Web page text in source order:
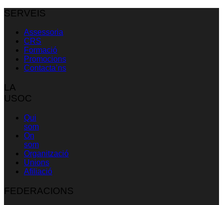
SERVEIS
Assessoria
CRS
Formació
Promocions
Contacta’ns
LA
USOC
Qui
som
On
som
Organització
Unions
Afiliació
FEDERACIONS